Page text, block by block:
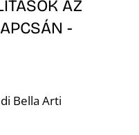
AZ
-
Bella Arti